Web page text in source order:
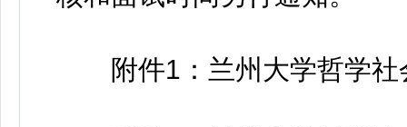
附件1：兰州大学哲学社